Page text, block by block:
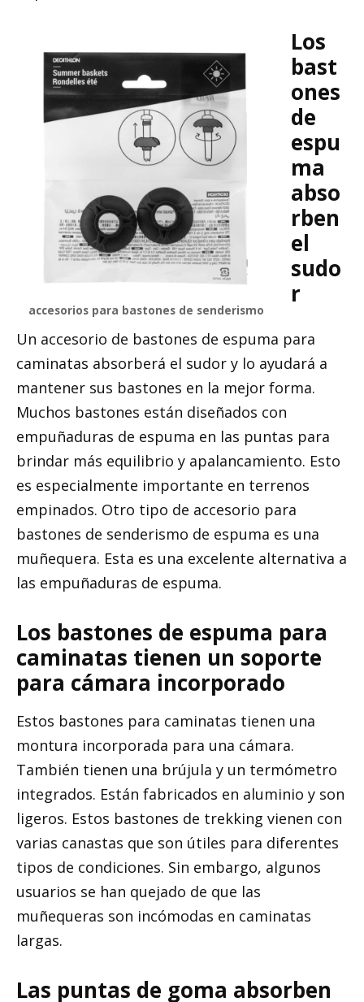
accesorios para bastones de senderismo
Los
bast
ones
de
espu
ma
abso
rben
el
sudo
r
Un accesorio de bastones de espuma para
caminatas absorberá el sudor y lo ayudará a
mantener sus bastones en la mejor forma.
Muchos bastones están diseñados con
empuñaduras de espuma en las puntas para
brindar más equilibrio y apalancamiento. Esto
es especialmente importante en terrenos
empinados. Otro tipo de accesorio para
bastones de senderismo de espuma es una
muñequera. Esta es una excelente alternativa a
las empuñaduras de espuma.
Los bastones de espuma para
caminatas tienen un soporte
para cámara incorporado
Estos bastones para caminatas tienen una
montura incorporada para una cámara.
También tienen una brújula y un termómetro
integrados. Están fabricados en aluminio y son
ligeros. Estos bastones de trekking vienen con
varias canastas que son útiles para diferentes
tipos de condiciones. Sin embargo, algunos
usuarios se han quejado de que las
muñequeras son incómodas en caminatas
largas.
Las puntas de goma absorben